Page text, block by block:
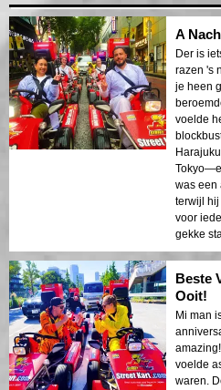
A
Der is
razen 's
je heen
voelde
was een
terwijl
voor
gekke
Beste
Ooit!
Mi man
voelde
waren.